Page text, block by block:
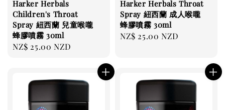
Harker Herbals
Children's Throat
Spray 紐西蘭 兒童喉嚨
蜂膠噴霧 30ml
Regular
NZ$ 25.00 NZD
Harker Herbals Throat
Spray 紐西蘭 成人喉嚨
蜂膠噴霧 30ml
Regular
NZ$ 25.00 NZD